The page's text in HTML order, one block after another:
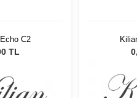
C2
TL